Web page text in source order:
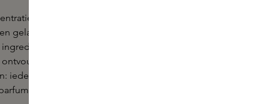
parfumolie, elk vanaf twintig
gelaagde aanwezigheid op de
welke zorgvuldig zijn
ieder ingrediënt wordt gekozen
die zich geleidelijk